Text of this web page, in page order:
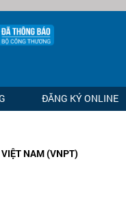
ĐĂNG KÝ ONLINE
NAM (VNPT)